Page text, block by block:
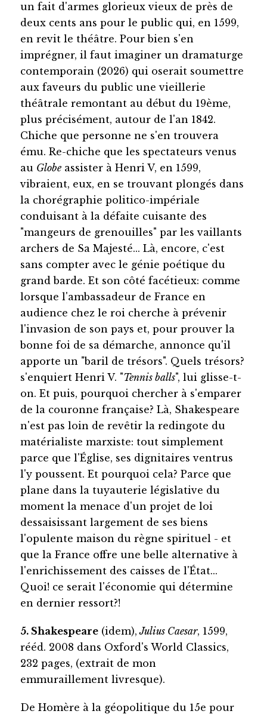
un fait d'armes glorieux vieux de près de
deux cents ans pour le public qui, en 1599,
en revit le théâtre. Pour bien s'en
imprégner, il faut imaginer un dramaturge
contemporain (2026) qui oserait soumettre
aux faveurs du public une vieillerie
théâtrale remontant au début du 19ème,
plus précisément, autour de l'an 1842.
Chiche que personne ne s'en trouvera
ému. Re-chiche que les spectateurs venus
au Globeassister à Henri V, en 1599,
vibraient, eux, en se trouvant plongés dans
la chorégraphie politico-impériale
conduisant à la défaite cuisante des
"mangeurs de grenouilles" par les vaillants
archers de Sa Majesté... Là, encore, c'est
sans compter avec le génie poétique du
grand barde. Et son côté facétieux: comme
lorsque l'ambassadeur de France en
audience chez le roi cherche à prévenir
l'invasion de son pays et, pour prouver la
bonne foi de sa démarche, annonce qu'il
apporte un "baril de trésors". Quels trésors?
s'enquiert Henri V. "Tennis balls", lui glisse-t-
on. Et puis, pourquoi chercher à s'emparer
de la couronne française? Là, Shakespeare
n'est pas loin de revêtir la redingote du
matérialiste marxiste: tout simplement
parce que l'Église, ses dignitaires ventrus
l'y poussent. Et pourquoi cela? Parce que
plane dans la tuyauterie législative du
moment la menace d'un projet de loi
dessaisissant largement de ses biens
l'opulente maison du règne spirituel - et
que la France offre une belle alternative à
l'enrichissement des caisses de l'État...
Quoi! ce serait l'économie qui détermine
en dernier ressort?!
5. Shakespeare(idem), Julius Caesar, 1599,
rééd. 2008 dans Oxford's World Classics,
232 pages, (extrait de mon
emmuraillement livresque).
De Homère à la géopolitique du 15e pour